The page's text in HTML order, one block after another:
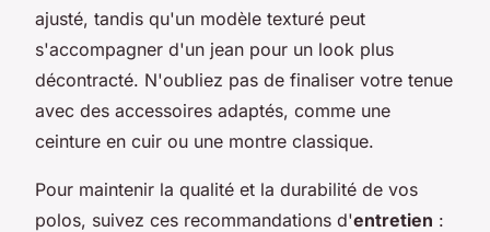
ajusté, tandis qu'un modèle texturé peut
s'accompagner d'un jean pour un look plus
décontracté. N'oubliez pas de finaliser votre tenue
avec des accessoires adaptés, comme une
ceinture en cuir ou une montre classique.
Pour maintenir la qualité et la durabilité de vos
polos, suivez ces recommandations d'entretien :